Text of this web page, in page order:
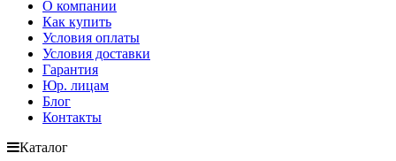
О компании
Как купить
Условия оплаты
Условия доставки
Гарантия
Юр. лицам​
Блог
Контакты
Каталог